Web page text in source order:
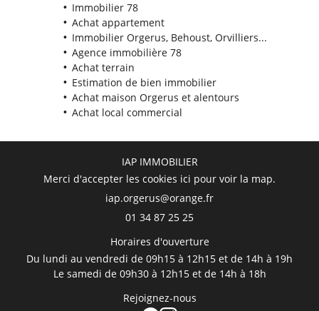
Immobilier 78
Achat appartement
Immobilier Orgerus, Behoust, Orvilliers...
Agence immobilière 78
Achat terrain
Estimation de bien immobilier
Achat maison Orgerus et alentours
Achat local commercial
IAP IMMOBILIER
Merci d'accepter les cookies ici pour voir la map.
01 34 87 25 25
Horaires d'ouverture
Du lundi au vendredi de 09h15 à 12h15 et de 14h à 19h
Le samedi de 09h30 à 12h15 et de 14h à 18h
Rejoignez-nous